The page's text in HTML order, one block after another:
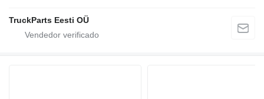
TruckParts Eesti OÜ